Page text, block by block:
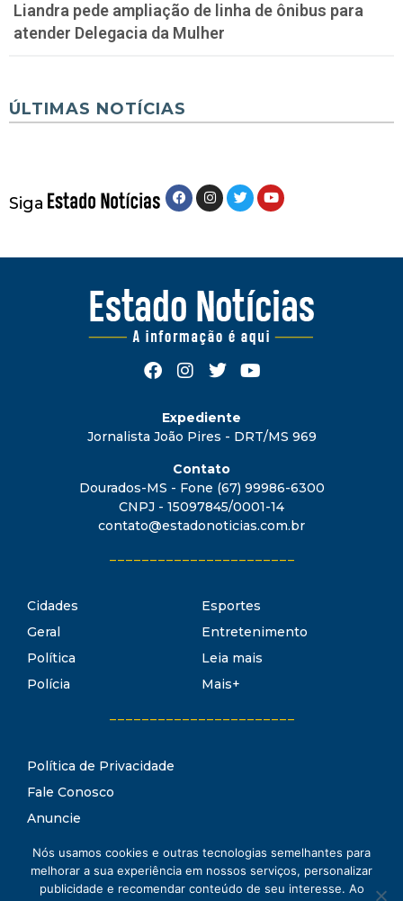
Liandra pede ampliação de linha de ônibus para
atender Delegacia da Mulher
ÚLTIMAS NOTÍCIAS
Siga
Expediente
Jornalista João Pires - DRT/MS 969
Contato
Dourados-MS - Fone (67) 99986-6300
CNPJ - 15097845/0001-14
contato@estadonoticias.com.br
Cidades
Geral
Política
Polícia
Esportes
Entretenimento
Leia mais
Mais+
Política de Privacidade
Fale Conosco
Anuncie
Termos de Uso
Conheça oEstado Notícias
Nós usamos cookies e outras tecnologias semelhantes para
melhorar a sua experiência em nossos serviços, personalizar
publicidade e recomendar conteúdo de seu interesse. Ao